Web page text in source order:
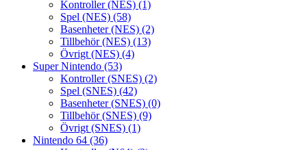
Kontroller (NES) (1)
Spel (NES) (58)
Basenheter (NES) (2)
Tillbehör (NES) (13)
Övrigt (NES) (4)
Super Nintendo (53)
Kontroller (SNES) (2)
Spel (SNES) (42)
Basenheter (SNES) (0)
Tillbehör (SNES) (9)
Övrigt (SNES) (1)
Nintendo 64 (36)